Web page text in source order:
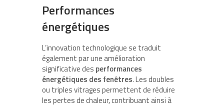
Performances
énergétiques
L’innovation technologique se traduit
également par une amélioration
significative des performances
énergétiques des fenêtres. Les doubles
ou triples vitrages permettent de réduire
les pertes de chaleur, contribuant ainsi à